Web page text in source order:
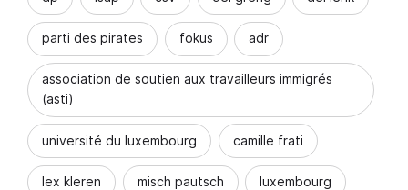
parti des pirates fokus adr
association de soutien aux travailleurs immigrés
(asti)
université du luxembourg camille frati
lex kleren misch pautsch luxembourg